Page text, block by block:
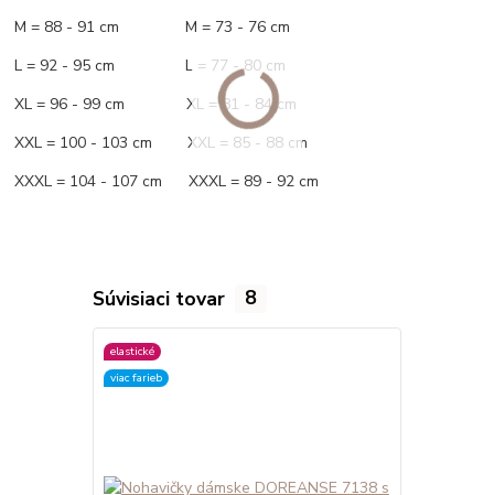
M = 88 - 91 cm M = 73 - 76 cm
L = 92 - 95 cm L = 77 - 80 cm
XL = 96 - 99 cm XL = 81 - 84 cm
XXL = 100 - 103 cm XXL = 85 - 88 cm
XXXL = 104 - 107 cm XXXL = 89 - 92 cm
Súvisiaci tovar 8
elastické
viac farieb